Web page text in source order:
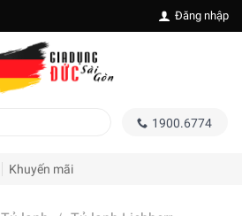
Đăng nhập
1900.6774
Khuyến mãi